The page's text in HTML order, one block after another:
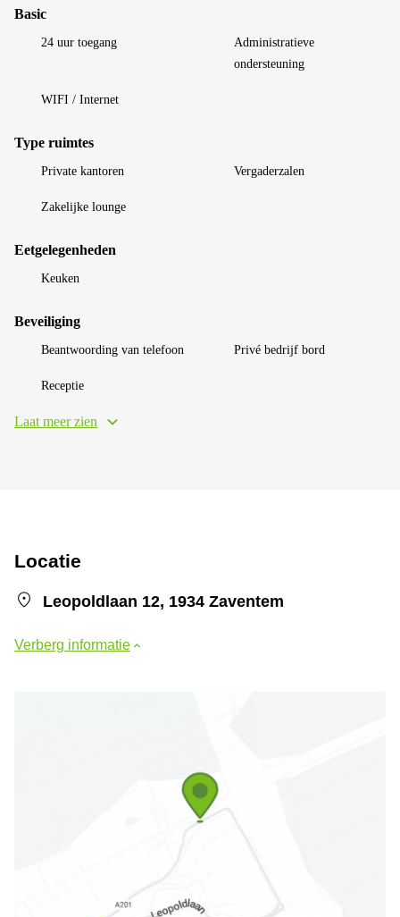
Basic
24 uur toegang
Administratieve
ondersteuning
WIFI / Internet
Type ruimtes
Private kantoren Vergaderzalen
Zakelijke lounge
Eetgelegenheden
Keuken
Beveiliging
Beantwoording van telefoon Privé bedrijf bord
Receptie
Laat meer zien
Locatie
Leopoldlaan 12, 1934 Zaventem
Verberg informatie